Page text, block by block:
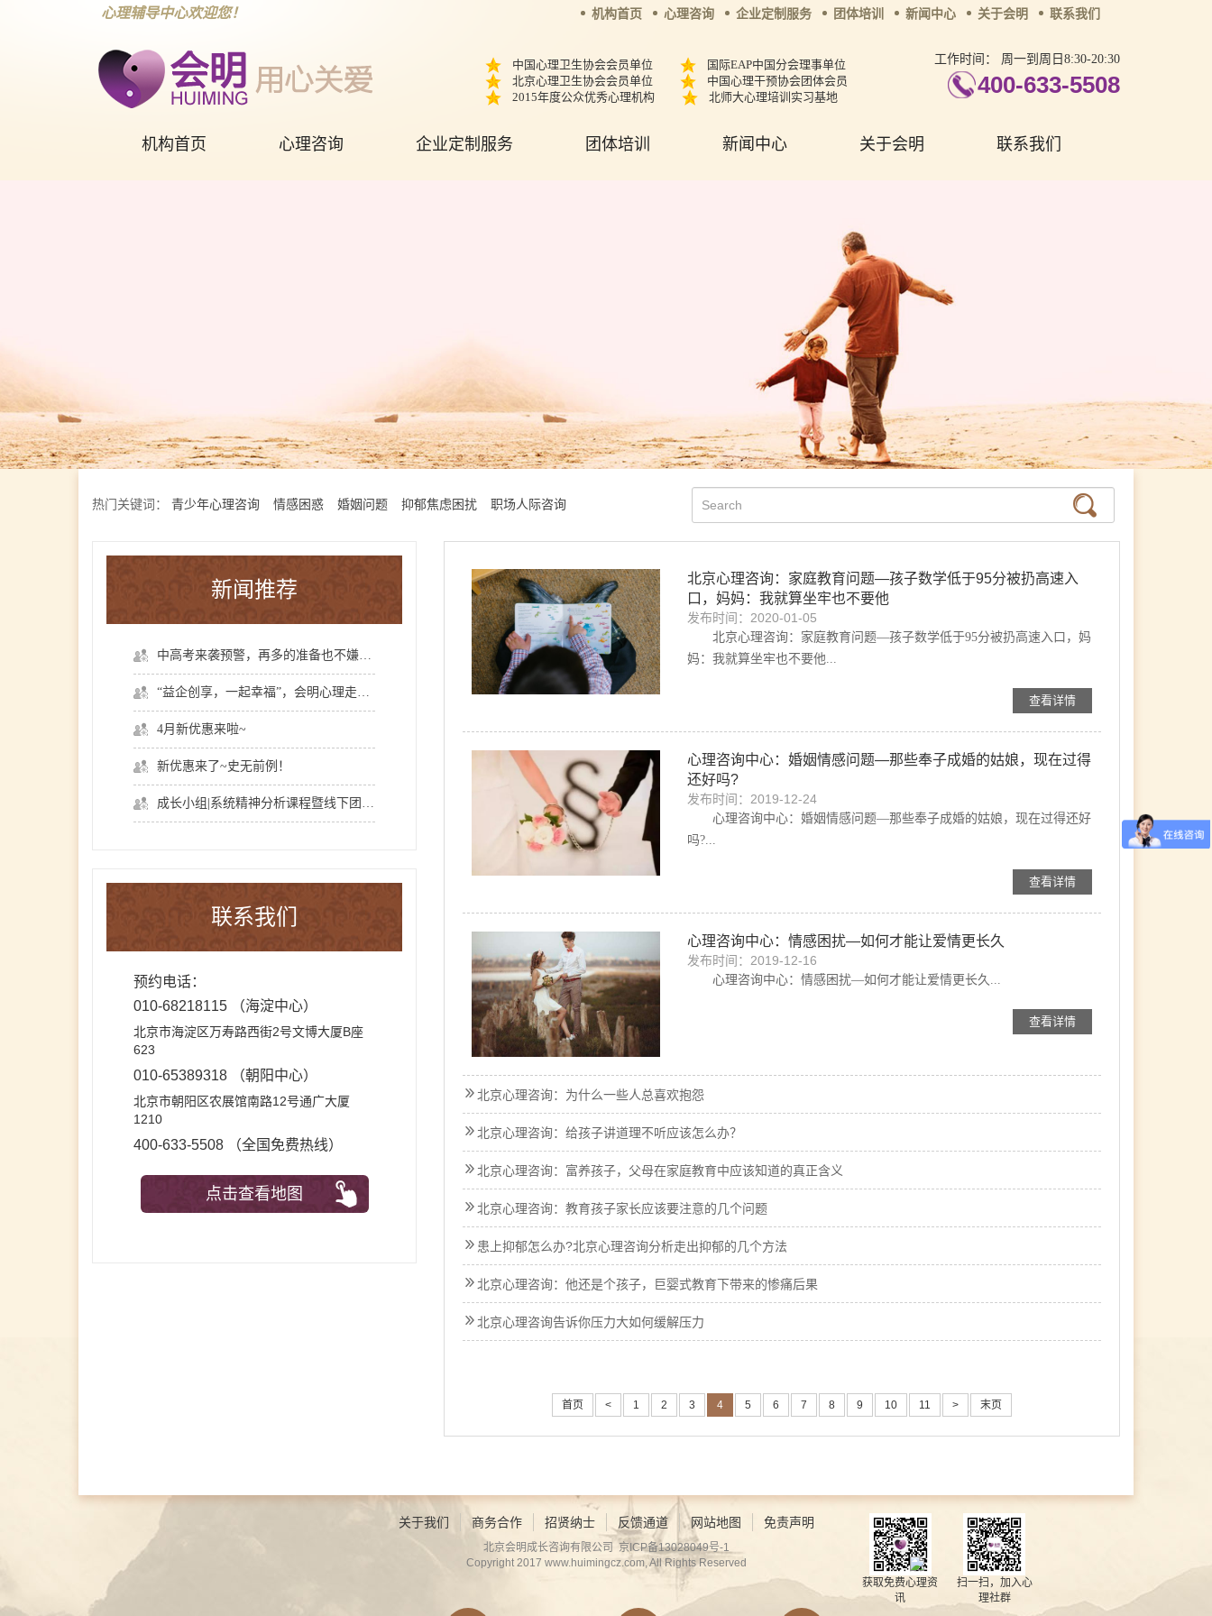
心理辅导中心欢迎您！ 机构首页 心理咨询 企业定制服务 团体培训 新闻中心 关于会明 联系我们
中国心理卫生协会会员单位
国际EAP中国分会理事单位
北京心理卫生协会会员单位
中国心理干预协会团体会员
2015年度公众优秀心理机构
北师大心理培训实习基地
工作时间： 周一到周日8:30-20:30
400-633-5508
机构首页 心理咨询 企业定制服务 团体培训 新闻中心 关于会明 联系我们
热门关键词： 青少年心理咨询 情感困惑 婚姻问题 抑郁焦虑困扰 职场人际咨询
新闻推荐
中高考来袭预警，再多的准备也不嫌多，这一份考生福利等你来拿
“益企创享，一起幸福”，会明心理走进社区公益，与居民一起让社区更美好
4月新优惠来啦~
新优惠来了~史无前例！
成长小组|系统精神分析课程暨线下团体成长小组招募
联系我们
预约电话：
010-68218115
（海淀中心）
北京市海淀区万寿路西街2号文博大厦B座
623
010-65389318 （朝阳中心）
北京市朝阳区农展馆南路12号通广大厦
1210
400-633-5508 （全国免费热线）
点击查看地图
北京心理咨询：家庭教育问题—孩子数学低于95分被扔高速入
口，妈妈：我就算坐牢也不要他
发布时间：2020-01-05
北京心理咨询：家庭教育问题—孩子数学低于95分被扔高速入口，妈
妈：我就算坐牢也不要他...
查看详情
心理咨询中心：婚姻情感问题—那些奉子成婚的姑娘，现在过得
还好吗?
发布时间：2019-12-24
心理咨询中心：婚姻情感问题—那些奉子成婚的姑娘，现在过得还好
吗?...
查看详情
心理咨询中心：情感困扰—如何才能让爱情更长久
发布时间：2019-12-16
心理咨询中心：情感困扰—如何才能让爱情更长久...
查看详情
北京心理咨询：为什么一些人总喜欢抱怨
北京心理咨询：给孩子讲道理不听应该怎么办？
北京心理咨询：富养孩子，父母在家庭教育中应该知道的真正含义
北京心理咨询：教育孩子家长应该要注意的几个问题
患上抑郁怎么办?北京心理咨询分析走出抑郁的几个方法
北京心理咨询：他还是个孩子，巨婴式教育下带来的惨痛后果
北京心理咨询告诉你压力大如何缓解压力
首页 < 1 2 3 4 5 6 7 8 9 10 11 > 末页
关于我们 商务合作 招贤纳士 反馈通道 网站地图 免责声明
获取免费心理资
讯
扫一扫，加入心
理社群
北京会明成长咨询有限公司 京ICP备13028049号-1
Copyright 2017 www.huimingcz.com, All Rights Reserved